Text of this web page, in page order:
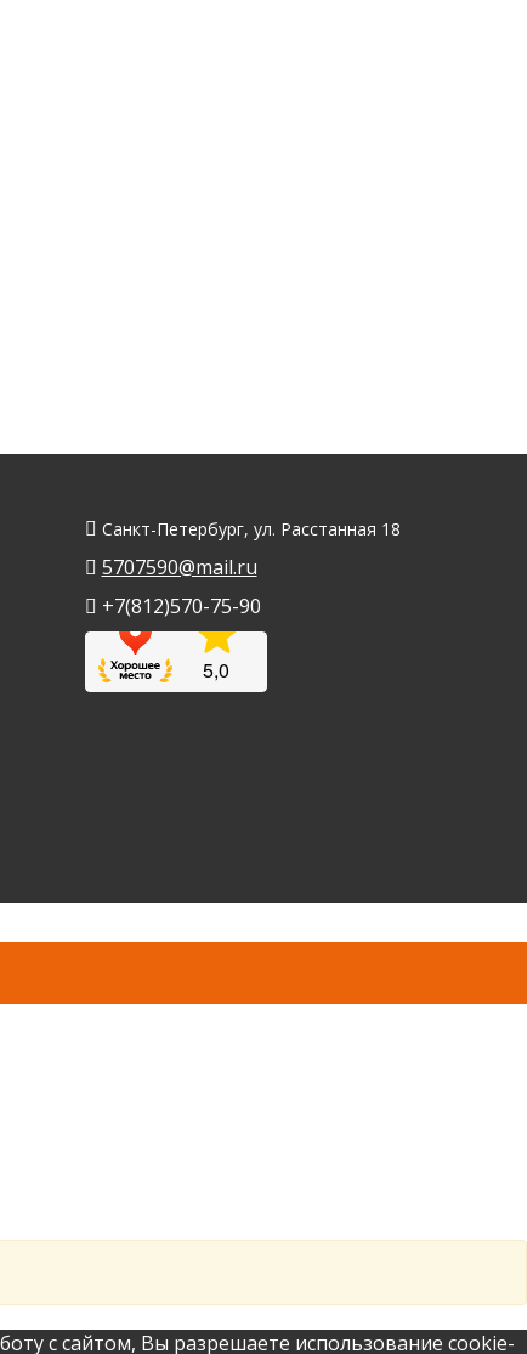
Санкт-Петербург, ул. Расстанная 18
5707590@mail.ru
+7(812)570-75-90
с сайтом, Вы разрешаете использование cookie-